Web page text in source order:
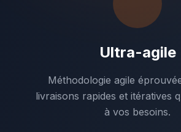
Ultra-agile
Méthodologie agile
livraisons rapides et itératives
à vos besoins.